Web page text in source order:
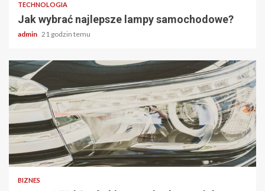
TECHNOLOGIA
Jak wybrać najlepsze lampy samochodowe?
admin 21 godzin temu
2 min odczytu
BIZNES